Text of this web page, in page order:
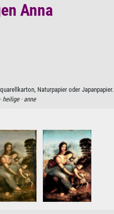
Anna
Naturpapier oder Japanpapier.
heilige · anne